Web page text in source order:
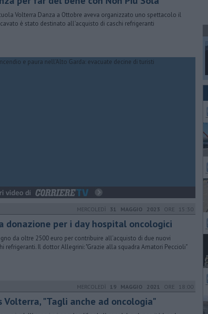
Volterra Danza a Ottobre aveva organizzato uno spettacolo il
è stato destinato all'acquisto di caschi refrigeranti
MERCOLEDÌ 31 MAGGIO 2023 ORE 15:30
donazione per i day hospital oncologici
da oltre 2500 euro per contribuire all’acquisto di due nuovi
refrigeranti. Il dottor Allegrini: "Grazie alla squadra Amatori Peccioli"
MERCOLEDÌ 19 MAGGIO 2021 ORE 18:00
Volterra, "Tagli anche ad oncologia"